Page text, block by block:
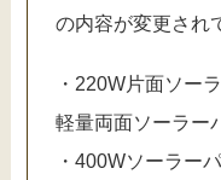
の内容が変更され
・220W片面ソー
軽量両面ソーラー
・400Wソーラー